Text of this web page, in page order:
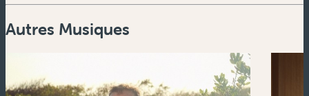
Autres Musiques